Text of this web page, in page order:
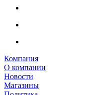
Компания
О компании
Новости
Магазины